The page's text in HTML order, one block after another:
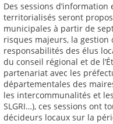
Des sessions
territorialisés seront
municipales à partir de
risques majeurs, la gestion
responsabilités des élus
du conseil régional et de
partenariat avec les
départementales des
les intercommunalités et
SLGRI…), ces sessions ont
décideurs locaux sur la